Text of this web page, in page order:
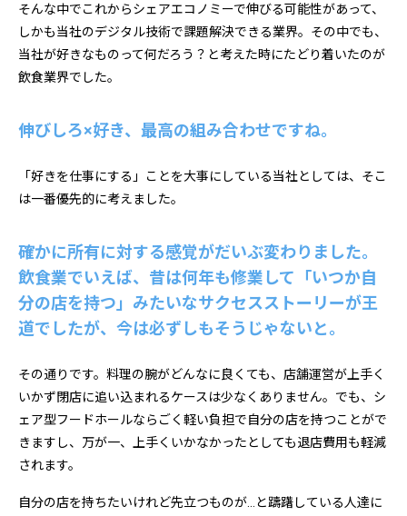
そんな中でこれからシェアエコノミーで伸びる可能性があって、
しかも当社のデジタル技術で課題解決できる業界。その中でも、
当社が好きなものって何だろう？と考えた時にたどり着いたのが
飲食業界でした。
伸びしろ×好き、最高の組み合わせですね。
「好きを仕事にする」ことを大事にしている当社としては、そこ
は一番優先的に考えました。
確かに所有に対する感覚がだいぶ変わりました。
飲食業でいえば、昔は何年も修業して「いつか自
分の店を持つ」みたいなサクセスストーリーが王
道でしたが、今は必ずしもそうじゃないと。
その通りです。料理の腕がどんなに良くても、店舗運営が上手く
いかず閉店に追い込まれるケースは少なくありません。でも、シ
ェア型フードホールならごく軽い負担で自分の店を持つことがで
きますし、万が一、上手くいかなかったとしても退店費用も軽減
されます。
自分の店を持ちたいけれど先立つものが…と躊躇している人達に